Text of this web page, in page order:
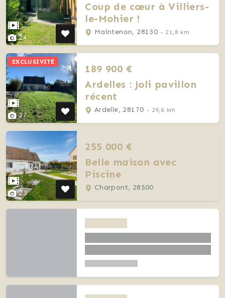
24
Coup de cœur à Villiers-
le-Mohier !
Maintenon, 28130 - 21,8 km
27
EXCLUSIVITÉ
189 900 €
Ardelles : Joli pavillon
récent
Ardelle, 28170 - 29,6 km
23
255 000 €
Belle maison avec
Piscine
Charpont, 28500